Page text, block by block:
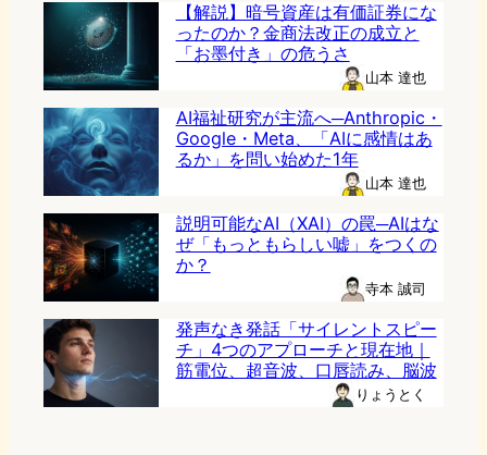
【解説】暗号資産は有価証券にな
ったのか？金商法改正の成立と
「お墨付き」の危うさ
山本 達也
AI福祉研究が主流へ─Anthropic・
Google・Meta、「AIに感情はあ
るか」を問い始めた1年
山本 達也
説明可能なAI（XAI）の罠─AIはな
ぜ「もっともらしい嘘」をつくの
か？
寺本 誠司
発声なき発話「サイレントスピー
チ」4つのアプローチと現在地｜
筋電位、超音波、口唇読み、脳波
りょうとく